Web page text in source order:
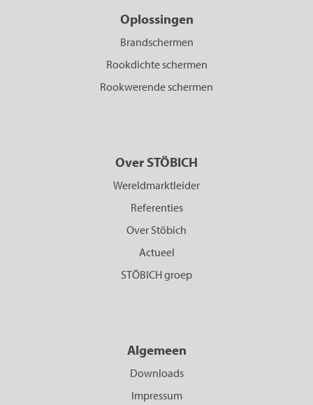
Oplossingen
Brandschermen
Rookdichte schermen
Rookwerende schermen
Over STÖBICH
Wereldmarktleider
Referenties
Over Stöbich
Actueel
STÖBICH groep
Algemeen
Downloads
Impressum